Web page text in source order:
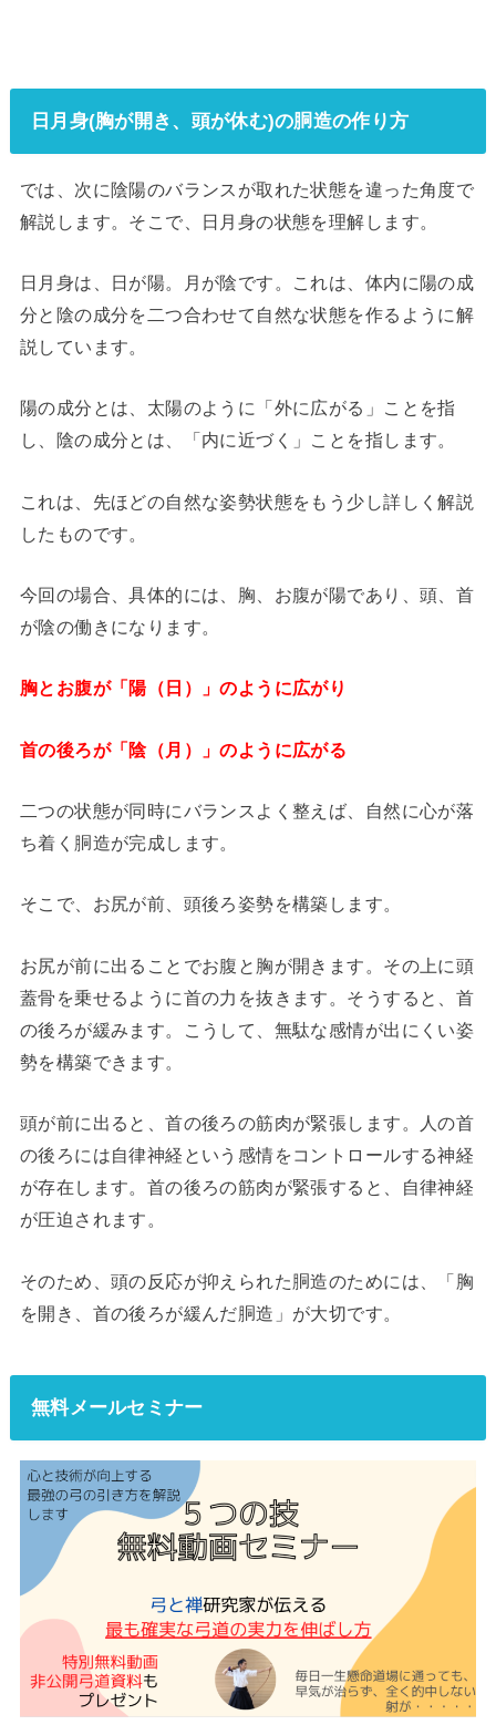
日月身(胸が開き、頭が休む)の胴造の作り方
では、次に陰陽のバランスが取れた状態を違った角度で
解説します。そこで、日月身の状態を理解します。
日月身は、日が陽。月が陰です。これは、体内に陽の成
分と陰の成分を二つ合わせて自然な状態を作るように解
説しています。
陽の成分とは、太陽のように「外に広がる」ことを指
し、陰の成分とは、「内に近づく」ことを指します。
これは、先ほどの自然な姿勢状態をもう少し詳しく解説
したものです。
今回の場合、具体的には、胸、お腹が陽であり、頭、首
が陰の働きになります。
胸とお腹が「陽（日）」のように広がり
首の後ろが「陰（月）」のように広がる
二つの状態が同時にバランスよく整えば、自然に心が落
ち着く胴造が完成します。
そこで、お尻が前、頭後ろ姿勢を構築します。
お尻が前に出ることでお腹と胸が開きます。その上に頭
蓋骨を乗せるように首の力を抜きます。そうすると、首
の後ろが緩みます。こうして、無駄な感情が出にくい姿
勢を構築できます。
頭が前に出ると、首の後ろの筋肉が緊張します。人の首
の後ろには自律神経という感情をコントロールする神経
が存在します。首の後ろの筋肉が緊張すると、自律神経
が圧迫されます。
そのため、頭の反応が抑えられた胴造のためには、「胸
を開き、首の後ろが緩んだ胴造」が大切です。
無料メールセミナー